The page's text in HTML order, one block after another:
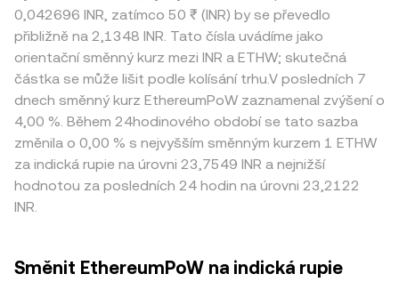
0,042696 INR, zatímco 50 ₹ (INR) by se převedlo
přibližně na 2,1348 INR. Tato čísla uvádíme jako
orientační směnný kurz mezi INR a ETHW; skutečná
částka se může lišit podle kolísání trhu.V posledních 7
dnech směnný kurz EthereumPoW zaznamenal zvýšení o
4,00 %. Během 24hodinového období se tato sazba
změnila o 0,00 % s nejvyšším směnným kurzem 1 ETHW
za indická rupie na úrovni 23,7549 INR a nejnižší
hodnotou za posledních 24 hodin na úrovni 23,2122
INR.
Směnit EthereumPoW na indická rupie